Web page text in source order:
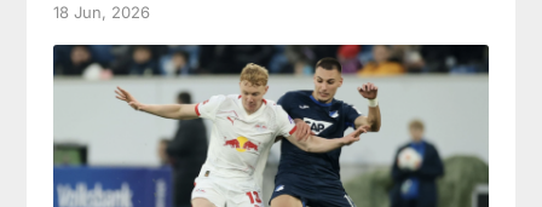
18 Jun, 2026